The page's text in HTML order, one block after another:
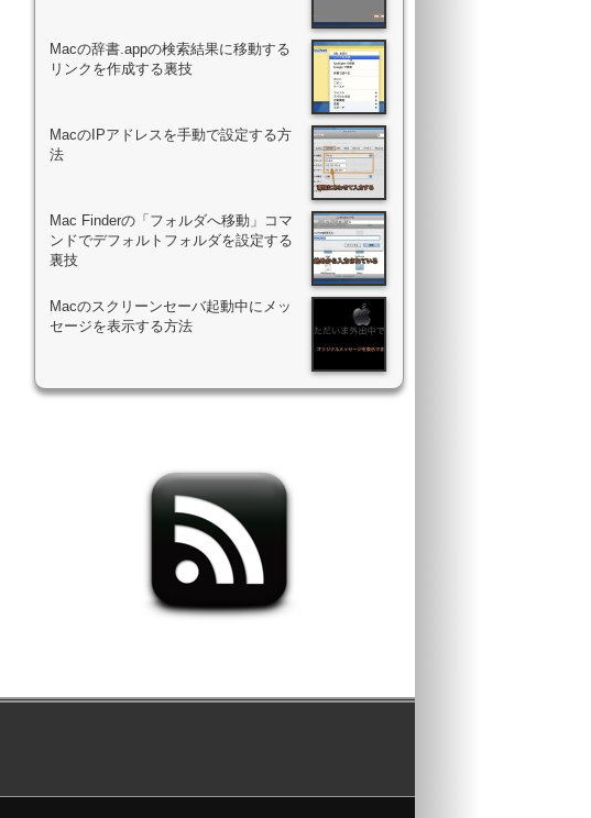
Macの辞書.appの検索結果に移動する
リンクを作成する裏技
MacのIPアドレスを手動で設定する方
法
Mac Finderの「フォルダへ移動」コマ
ンドでデフォルトフォルダを設定する
裏技
Macのスクリーンセーバ起動中にメッ
セージを表示する方法